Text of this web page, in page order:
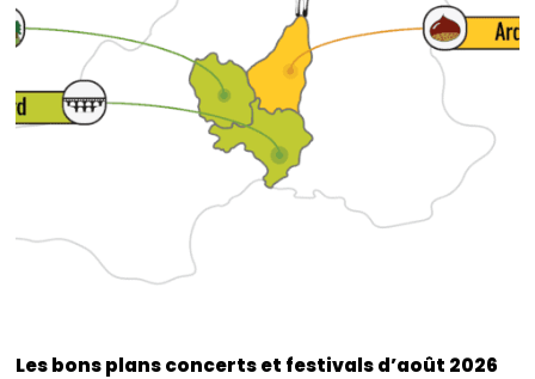
Les bons plans concerts et festivals d’août 2026